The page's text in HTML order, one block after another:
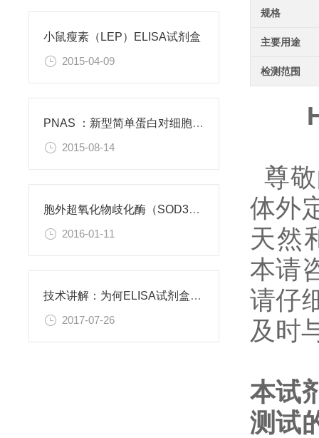
小鼠瘦素（LEP）ELISA试剂盒
2015-04-09
PNAS ：新型简单蛋白对细胞功能有积极作用
2015-08-14
胞外超氧化物歧化酶（SOD3）重组蛋白
2016-01-11
技术讲解：为何ELISA试剂盒OD值不正常
2017-07-26
规格
主要用途
检测范围
尊
体外
天然
本请
请仔
及时
本试
测试